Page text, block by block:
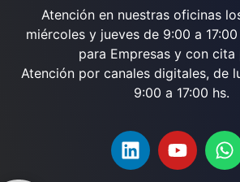
Atención en nuestras oficinas
miércoles y jueves de 9:00 a
para Empresas y con cita
Atención por canales digitales, de
9:00 a 17:00 hs.